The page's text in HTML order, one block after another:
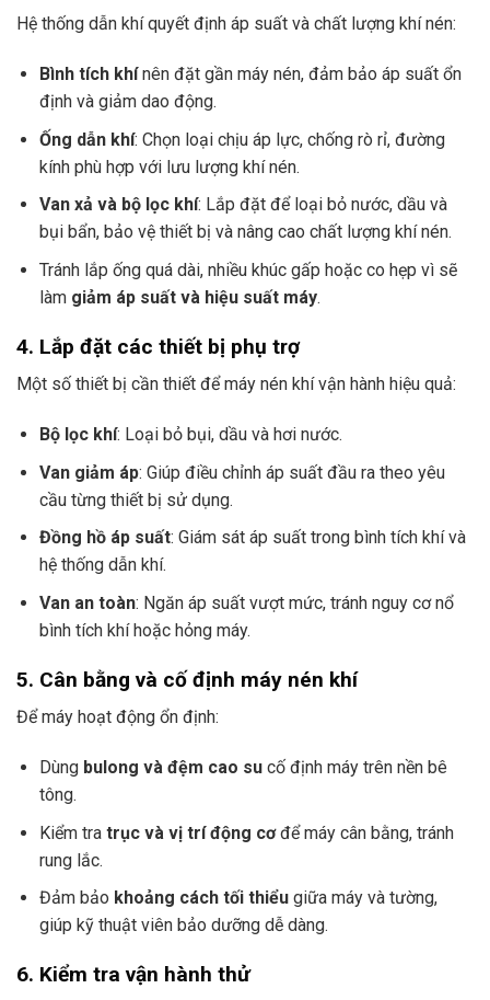
Hệ thống dẫn khí quyết định áp suất và chất lượng khí nén:
Bình tích khínên đặt gần máy nén, đảm bảo áp suất ổn
định và giảm dao động.
Ống dẫn khí: Chọn loại chịu áp lực, chống rò rỉ, đường
kính phù hợp với lưu lượng khí nén.
Van xả và bộ lọc khí: Lắp đặt để loại bỏ nước, dầu và
bụi bẩn, bảo vệ thiết bị và nâng cao chất lượng khí nén.
Tránh lắp ống quá dài, nhiều khúc gấp hoặc co hẹp vì sẽ
làm giảm áp suất và hiệu suất máy.
4. Lắp đặt các thiết bị phụ trợ
Một số thiết bị cần thiết để máy nén khí vận hành hiệu quả:
Bộ lọc khí: Loại bỏ bụi, dầu và hơi nước.
Van giảm áp: Giúp điều chỉnh áp suất đầu ra theo yêu
cầu từng thiết bị sử dụng.
Đồng hồ áp suất: Giám sát áp suất trong bình tích khí và
hệ thống dẫn khí.
Van an toàn: Ngăn áp suất vượt mức, tránh nguy cơ nổ
bình tích khí hoặc hỏng máy.
5. Cân bằng và cố định máy nén khí
Để máy hoạt động ổn định:
Dùng bulong và đệm cao sucố định máy trên nền bê
tông.
Kiểm tra trục và vị trí động cơđể máy cân bằng, tránh
rung lắc.
Đảm bảo khoảng cách tối thiểugiữa máy và tường,
giúp kỹ thuật viên bảo dưỡng dễ dàng.
6. Kiểm tra vận hành thử